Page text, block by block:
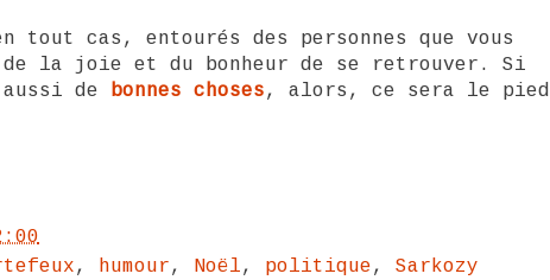
tout cas, entourés des personnes que vous
de la joie et du bonheur de se retrouver. Si
de bonnes choses, alors, ce sera le pied
, humour, Noël, politique, Sarkozy